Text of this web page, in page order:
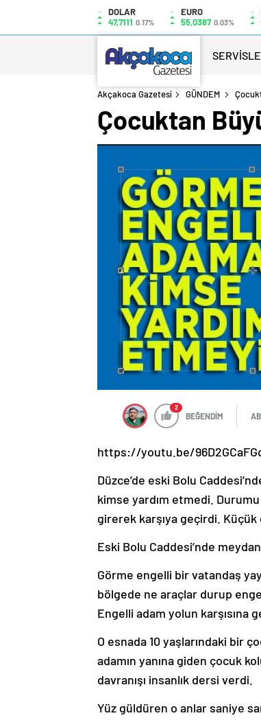
DOLAR
47,7111 0.17%
EURO
55,0387 0.03%
Akçakoca Gazetesi GÜNDEM
Çocuktan
2
BEĞENDİM
https://youtu.be/
Düzce’de eski Bolu
kimse yardım etmedi.
girerek karşıya geçirdi. Küçük
Eski Bolu Caddesi’nde
Görme engelli bir vatandaş
bölgede ne araçlar durup
Engelli adam yolun karşısına
O esnada 10 yaşlarındaki bir
adamın yanına giden çocuk
davranışı insanlık dersi verdi.
Yüz güldüren o anlar saniye